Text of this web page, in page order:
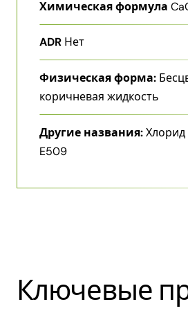
Химическая формула
ADR Нет
Физическая форма:
коричневая жидкость
Другие названия:Хлорид
E509
Ключевые